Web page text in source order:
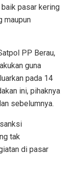
pasar kering
maupun
PP Berau,
guna
pada 14
ini, pihaknya
sebelumnya.
tak
di pasar